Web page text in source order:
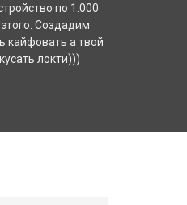
по 1.000
Создадим
кайфовать а твой
локти)))